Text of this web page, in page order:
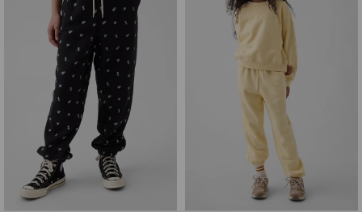
Camperas
Musculosas
Shorts
Vestidos y polleras
Pijamas
Camperas
Chalecos
Shorts
Ropa interior
Polos
Camperas
Chalecos
Ropa interior
Pijamas
Camperas
Pijamas
Sets
Sets